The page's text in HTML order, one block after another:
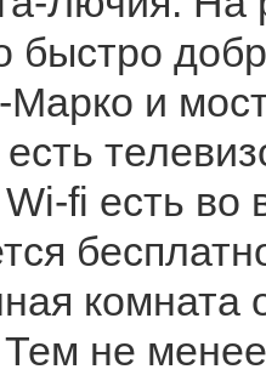
быстро
и
fi есть во
комната
не